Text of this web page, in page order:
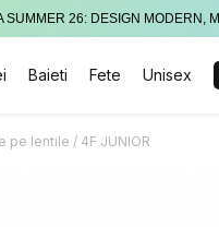
SUMMER 26: DESIGN MODERN,
Baieti Fete Unisex
pe lentile / 4F JUNIOR